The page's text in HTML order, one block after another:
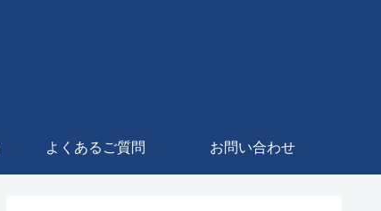
よくあるご質問 お問い合わせ